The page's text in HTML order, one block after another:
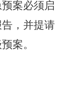
案必须启
， 并提请
案。